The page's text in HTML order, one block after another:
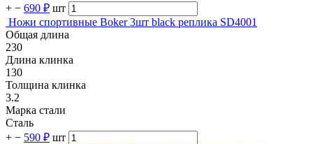
+ − 690 ₽ шт
Ножи спортивные Boker 3шт black реплика SD4001
Общая длина
230
Длина клинка
130
Толщина клинка
3.2
Марка стали
Сталь
+ − 590 ₽ шт